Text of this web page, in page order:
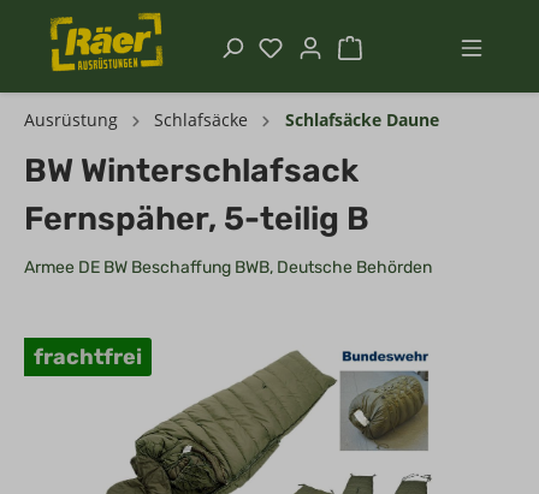
Ausrüstung Schlafsäcke Schlafsäcke Daune
BW Winterschlafsack
Fernspäher, 5-teilig B
Armee DE BW Beschaffung BWB, Deutsche Behörden
frachtfrei